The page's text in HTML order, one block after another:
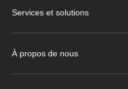
Services et solutions
À propos de nous